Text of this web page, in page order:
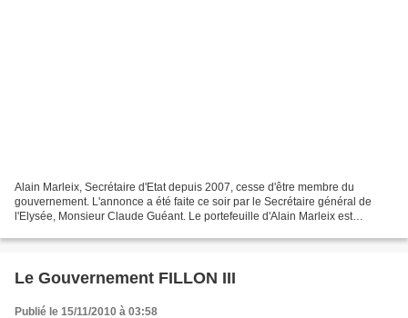
Alain Marleix, Secrétaire d'Etat depuis 2007, cesse d'être membre du
gouvernement. L'annonce a été faite ce soir par le Secrétaire général de
l'Elysée, Monsieur Claude Guéant. Le portefeuille d'Alain Marleix est
Le Gouvernement FILLON III
Publié le 15/11/2010 à 03:58